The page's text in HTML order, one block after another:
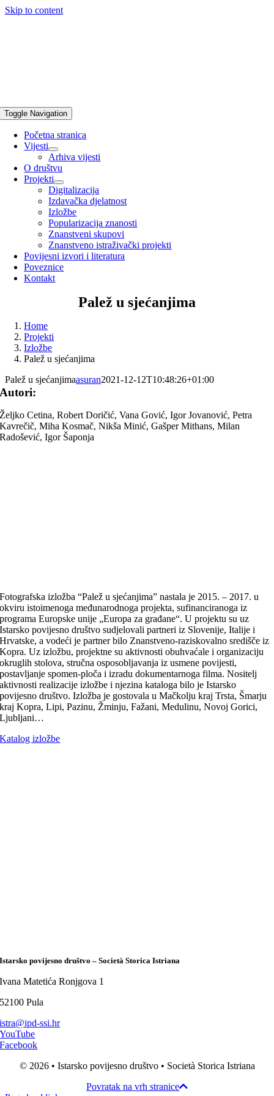
Skip to content
Toggle Navigation
Početna stranica
Vijesti
Arhiva vijesti
O društvu
Projekti
Digitalizacija
Izdavačka djelatnost
Izložbe
Popularizacija znanosti
Znanstveni skupovi
Znanstveno istraživački projekti
Povijesni izvori i literatura
Poveznice
Kontakt
Palež u sjećanjima
Home
Projekti
Izložbe
Palež u sjećanjima
Palež u sjećanjimaasuran2021-12-12T10:48:26+01:00
Autori:
Željko Cetina, Robert Doričić, Vana Gović, Igor Jovanović, Petra
Kavrečič, Miha Kosmač, Nikša Minić, Gašper Mithans, Milan
Radošević, Igor Šaponja
Fotografska izložba “Palež u sjećanjima” nastala je 2015. – 2017. u
okviru istoimenoga međunarodnoga projekta, sufinanciranoga iz
programa Europske unije „Europa za građane“. U projektu su uz
Istarsko povijesno društvo sudjelovali partneri iz Slovenije, Italije i
Hrvatske, a vodeći je partner bilo Znanstveno-raziskovalno središče iz
Kopra. Uz izložbu, projektne su aktivnosti obuhvaćale i organizaciju
okruglih stolova, stručna osposobljavanja iz usmene povijesti,
postavljanje spomen-ploča i izradu dokumentarnoga filma. Nositelj
aktivnosti realizacije izložbe i njezina kataloga bilo je Istarsko
povijesno društvo. Izložba je gostovala u Mačkolju kraj Trsta, Šmarju
kraj Kopra, Lipi, Pazinu, Žminju, Fažani, Medulinu, Novoj Gorici,
Ljubljani…
Katalog izložbe
Istarsko povijesno društvo – Società Storica Istriana
Ivana Matetića Ronjgova 1
52100 Pula
istra@ipd-ssi.hr
YouTube
Facebook
© 2026 • Istarsko povijesno društvo • Società Storica Istriana
Povratak na vrh stranice